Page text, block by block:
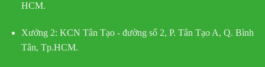
HCM.
Xưởng 2: KCN Tân Tạo - đường số 2, P. Tân Tạo A, Q. Bình
Tân, Tp.HCM.